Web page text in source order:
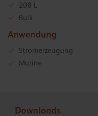
208 L
Bulk
Anwendung
Stromerzeugung
Marine
Downloads